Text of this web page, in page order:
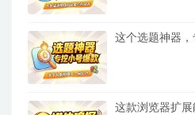
这个选题神器
这款浏览器扩